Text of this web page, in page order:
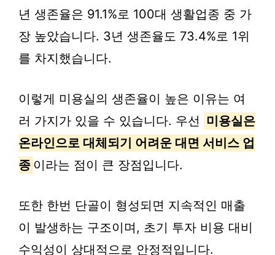
년 생존율은 91.1%로 100대 생활업종 중 가
장 높았습니다. 3년 생존율도 73.4%로 1위
를 차지했습니다.
이렇게 미용실의 생존율이 높은 이유는 여
러 가지가 있을 수 있습니다. 우선
미용실은
온라인으로 대체되기 어려운 대면 서비스 업
종 이라는 점이 큰 장점입니다.
또한 한번 단골이 형성되면 지속적인 매출
이 발생하는 구조이며, 초기 투자 비용 대비
수익성이 상대적으로 안정적입니다.